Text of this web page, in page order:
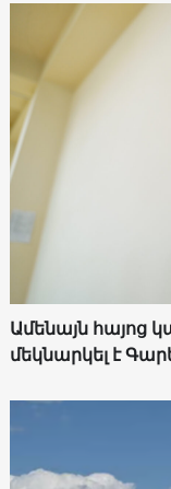
Ամենայն հայոց
մեկնարկել է